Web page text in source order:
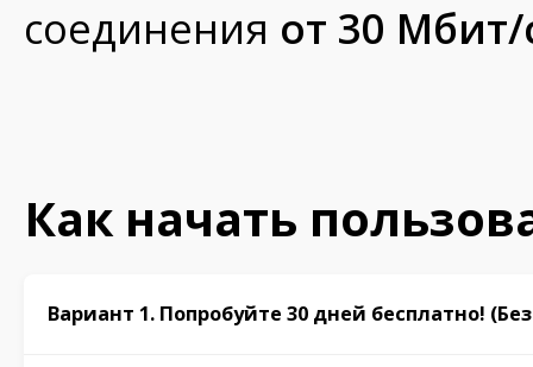
соединения от 30 Мбит/
Как начать
Вариант 1. Попробуйте 30 дней бесплатно!